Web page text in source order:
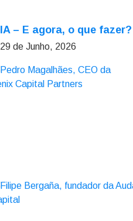
IA – E agora, o que fazer?
29 de Junho, 2026